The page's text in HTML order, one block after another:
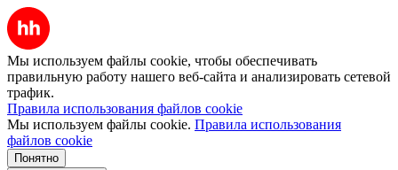
Мы используем файлы cookie, чтобы обеспечивать
правильную работу нашего веб-сайта и анализировать сетевой
трафик.
Правила использования файлов cookie
Мы используем файлы cookie. Правила использования
файлов cookie
Понятно